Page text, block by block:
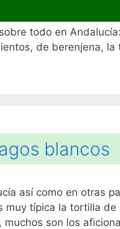
todo en
de berenjena, la
blancos
así como en otras
muy típica la tortilla de
muchos son los